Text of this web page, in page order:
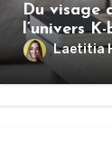
Du visage
l’univers
Laetitia